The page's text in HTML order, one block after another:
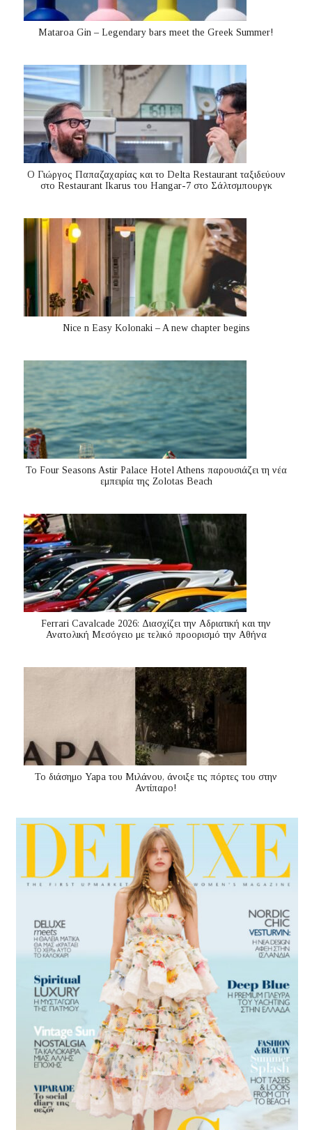
Mataroa Gin – Legendary bars meet the Greek Summer!
Ο Γιώργος Παπαζαχαρίας και το Delta Restaurant ταξιδεύουν
στο Restaurant Ikarus του Hangar-7 στο Σάλτσμπουργκ
Nice n Easy Kolonaki – A new chapter begins
Το Four Seasons Astir Palace Hotel Athens παρουσιάζει τη νέα
εμπειρία της Zolotas Beach
Ferrari Cavalcade 2026: Διασχίζει την Αδριατική και την
Ανατολική Μεσόγειo με τελικό προορισμό την Αθήνα
Το διάσημο Yapa του Μιλάνου, άνοιξε τις πόρτες του στην
Αντίπαρο!